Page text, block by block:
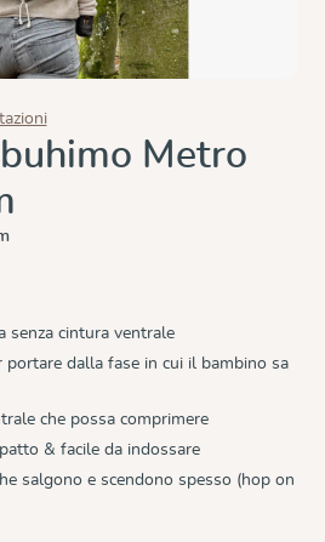
stelle
Metro
senza cintura ventrale
portare dalla fase in cui il bambino sa
che possa comprimere
& facile da indossare
salgono e scendono spesso (hop on